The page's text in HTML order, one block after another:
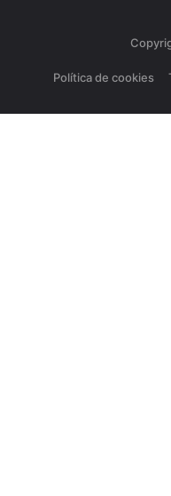
Política de cookies